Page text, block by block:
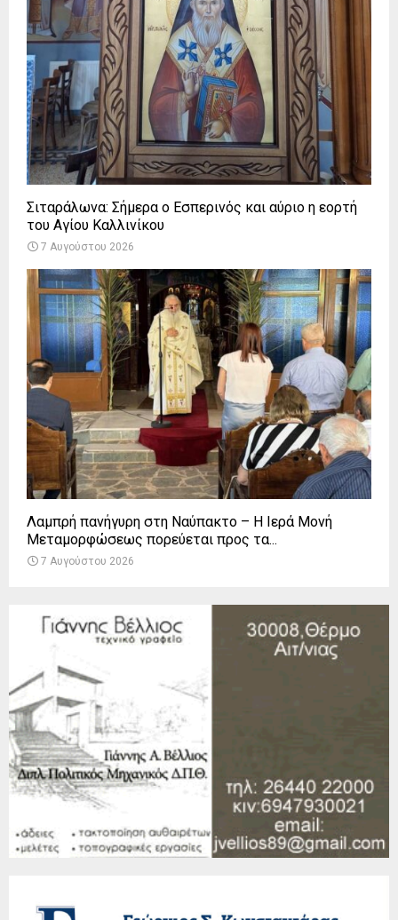
Σιταράλωνα: Σήμερα ο Εσπερινός και αύριο η εορτή
του Αγίου Καλλινίκου
7 Αυγούστου 2026
Λαμπρή πανήγυρη στη Ναύπακτο – Η Ιερά Μονή
Μεταμορφώσεως πορεύεται προς τα...
7 Αυγούστου 2026